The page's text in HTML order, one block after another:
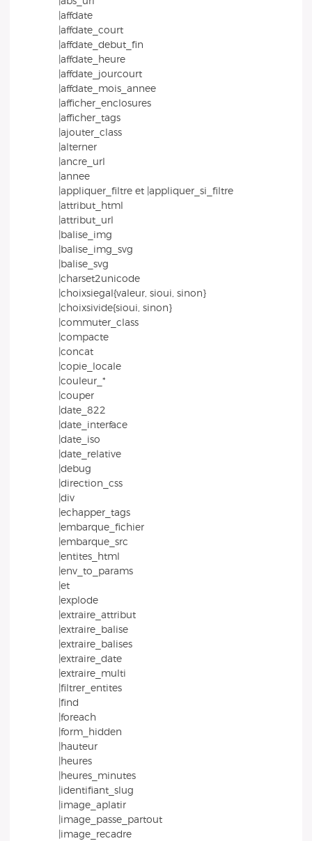
|affdate
|affdate_court
|affdate_debut_fin
|affdate_heure
|affdate_jourcourt
|affdate_mois_annee
|afficher_enclosures
|afficher_tags
|ajouter_class
|alterner
|ancre_url
|annee
|appliquer_filtre et |appliquer_si_filtre
|attribut_html
|attribut_url
|balise_img
|balise_img_svg
|balise_svg
|charset2unicode
|choixsiegal{valeur, sioui, sinon}
|choixsivide{sioui, sinon}
|commuter_class
|compacte
|concat
|copie_locale
|couleur_*
|couper
|date_822
|date_interface
|date_iso
|date_relative
|debug
|direction_css
|div
|echapper_tags
|embarque_fichier
|embarque_src
|entites_html
|env_to_params
|et
|explode
|extraire_attribut
|extraire_balise
|extraire_balises
|extraire_date
|extraire_multi
|filtrer_entites
|find
|foreach
|form_hidden
|hauteur
|heures
|heures_minutes
|identifiant_slug
|image_aplatir
|image_passe_partout
|image_recadre